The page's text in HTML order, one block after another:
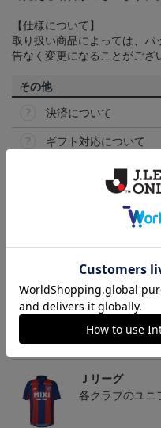
【仕様について】
取り扱い商品によっては、パ
告なく変更になることがござ
その他
決済について
ギフト対応について
Ｊリーグ
多種多様なアパ
Ｊリーグ
各クラブのユニ